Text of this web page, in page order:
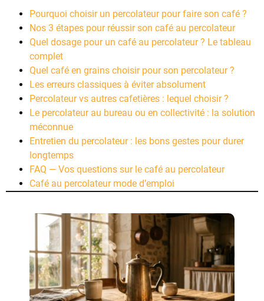
Pourquoi choisir un percolateur pour faire son café ?
Nos 3 étapes pour réussir son café au percolateur
Quel dosage pour un café au percolateur ? Le tableau
complet
Quel café en grains choisir pour son percolateur ?
Les erreurs classiques à éviter absolument
Percolateur vs autres cafetières : lequel choisir ?
Le percolateur au bureau ou en collectivité : la solution
méconnue
Entretien du percolateur : les bons gestes pour durer
longtemps
FAQ — Vos questions sur le café au percolateur
Café au percolateur mode d’emploi